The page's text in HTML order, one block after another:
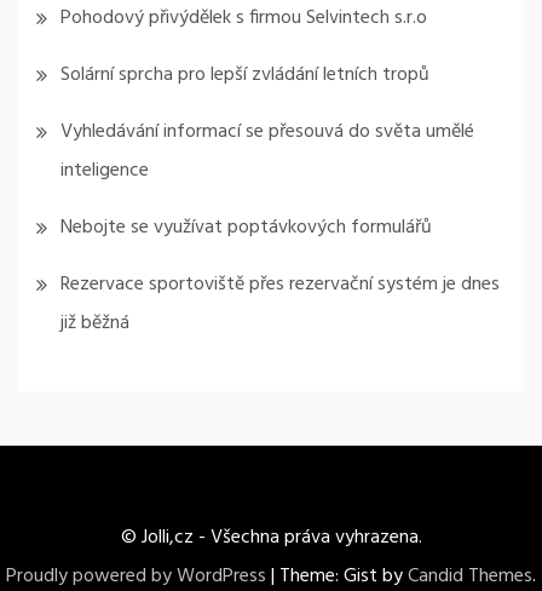
Pohodový přivýdělek s firmou Selvintech s.r.o
Solární sprcha pro lepší zvládání letních tropů
Vyhledávání informací se přesouvá do světa umělé
inteligence
Nebojte se využívat poptávkových formulářů
Rezervace sportoviště přes rezervační systém je dnes
již běžná
© Jolli,cz - Všechna práva vyhrazena.
Proudly powered by WordPress| Theme: Gist byCandid Themes.